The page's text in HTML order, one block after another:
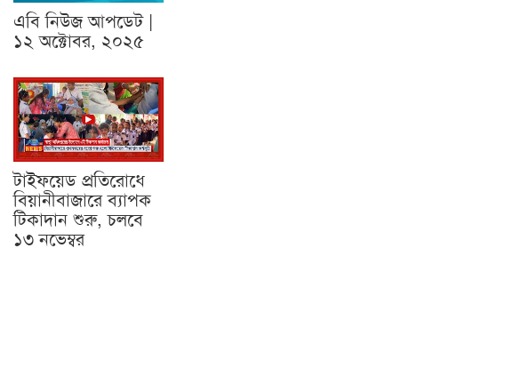
এবি নিউজ আপডেট |
১২ অক্টোবর, ২০২৫
টাইফয়েড প্রতিরোধে
বিয়ানীবাজারে ব্যাপক
টিকাদান শুরু, চলবে
১৩ নভেম্বর